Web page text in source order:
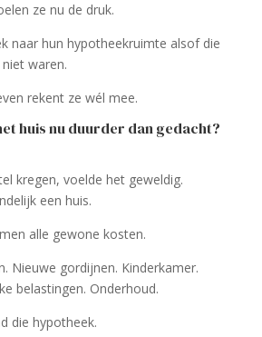
ze nu de druk.
naar hun hypotheekruimte alsof die
waren.
rekent ze wél mee.
huis nu duurder dan gedacht?
kregen, voelde het geweldig.
een huis.
alle gewone kosten.
Nieuwe gordijnen. Kinderkamer.
belastingen. Onderhoud.
die hypotheek.